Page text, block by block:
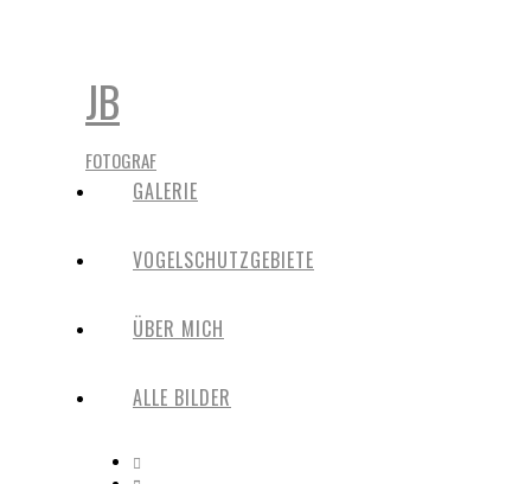
JB
FOTOGRAF
GALERIE
VOGELSCHUTZGEBIETE
ÜBER MICH
ALLE BILDER